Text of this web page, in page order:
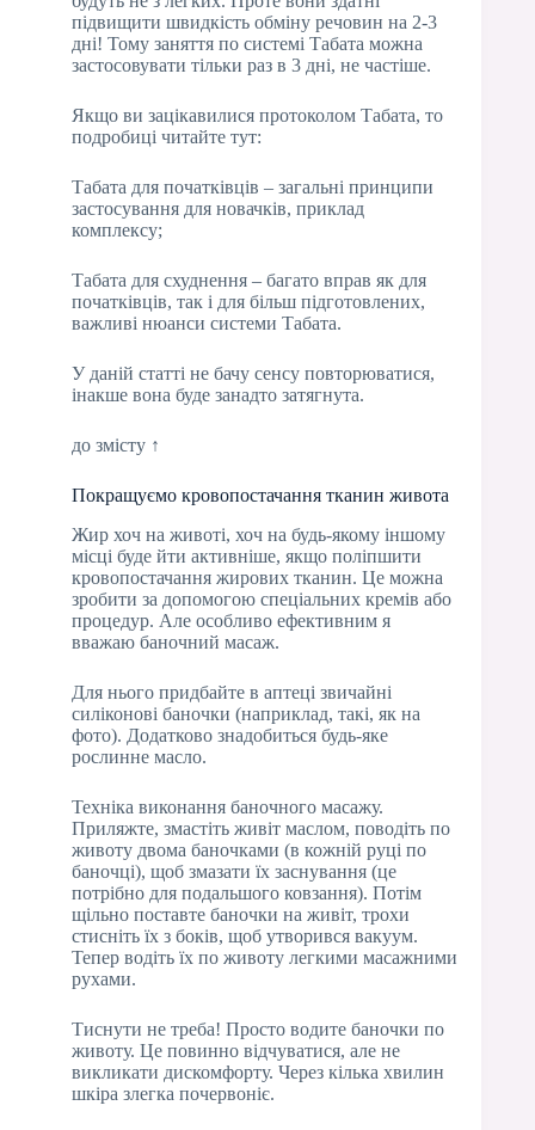
підвищити швидкість обміну речовин на 2-3
дні! Тому заняття по системі Табата можна
застосовувати тільки раз в 3 дні, не частіше.
Якщо ви зацікавилися протоколом Табата, то
подробиці читайте тут:
Табата для початківців – загальні принципи
застосування для новачків, приклад
комплексу;
Табата для схуднення – багато вправ як для
початківців, так і для більш підготовлених,
важливі нюанси системи Табата.
У даній статті не бачу сенсу повторюватися,
інакше вона буде занадто затягнута.
до змісту ↑
Покращуємо кровопостачання тканин живота
Жир хоч на животі, хоч на будь-якому іншому
місці буде йти активніше, якщо поліпшити
кровопостачання жирових тканин. Це можна
зробити за допомогою спеціальних кремів або
процедур. Але особливо ефективним я
вважаю баночний масаж.
Для нього придбайте в аптеці звичайні
силіконові баночки (наприклад, такі, як на
фото). Додатково знадобиться будь-яке
рослинне масло.
Техніка виконання баночного масажу.
Приляжте, змастіть живіт маслом, поводіть по
животу двома баночками (в кожній руці по
баночці), щоб змазати їх заснування (це
потрібно для подальшого ковзання). Потім
щільно поставте баночки на живіт, трохи
стисніть їх з боків, щоб утворився вакуум.
Тепер водіть їх по животу легкими масажними
рухами.
Тиснути не треба! Просто водите баночки по
животу. Це повинно відчуватися, але не
викликати дискомфорту. Через кілька хвилин
шкіра злегка почервоніє.